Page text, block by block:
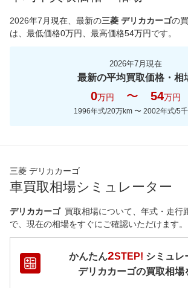
2026年7月現在 、最新の三菱 デリカカーゴの
は、最低価格0万円、最高価格54万円です。
2026年7月現在
最新の平均買取価格・相
0万円 〜 54万円
1996年式/20万km 〜 2002年式/5
三菱 デリカカーゴ
車買取相場シミュレーター
デリカカーゴ 買取相場について、年式・走行
で、現在の相場をすぐにご確認いただけます。
かんたん2STEP! シミュレ
デリカカーゴの買取相場